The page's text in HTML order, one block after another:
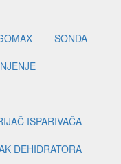
SONDA
ISPARIVAČA
DEHIDRATORA